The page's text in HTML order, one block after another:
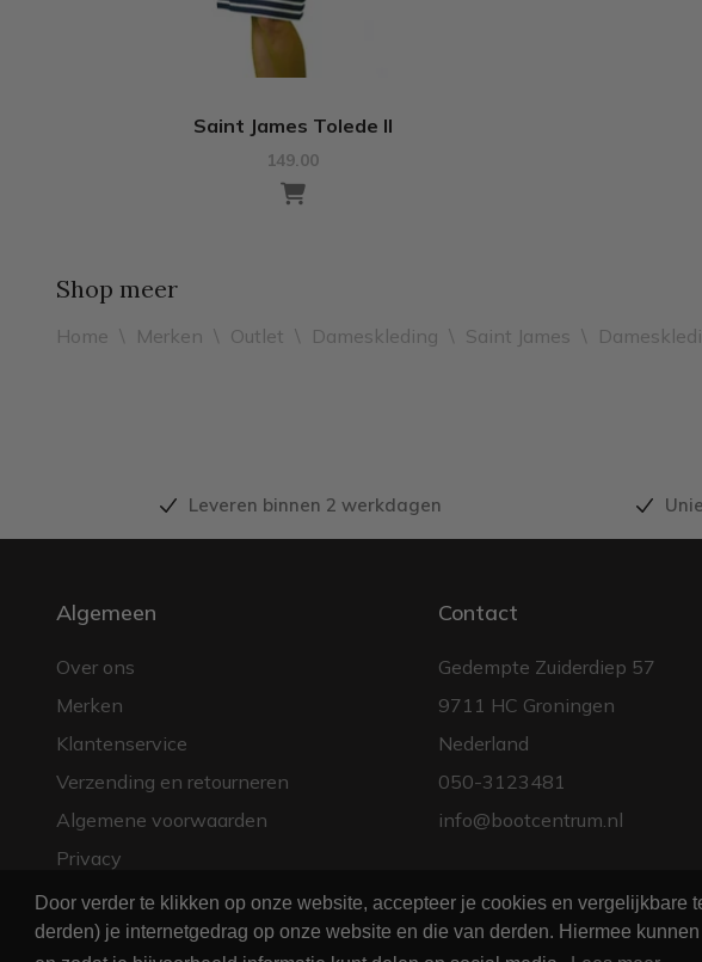
Door verder te klikken op onze website, accepteer je cookies en
derden) je internetgedrag op onze website en die van derden. Hiermee
Saint James Tolede II
149.00
Shop meer
Home \ Merken \ Outlet \ Dameskleding \ Saint James \
Leveren binnen 2 werkdagen
Algemeen
Over ons
Merken
Klantenservice
Verzending en retourneren
Algemene voorwaarden
Privacy
Contact
Gedempte Zuiderdiep 57
9711 HC Groningen
Nederland
050-3123481
info@bootcentrum.nl